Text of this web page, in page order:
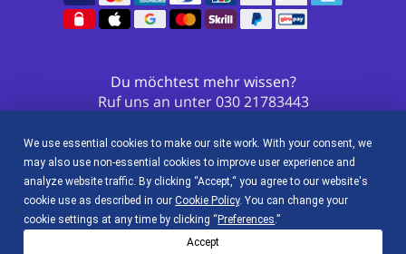
Du möchtest mehr wissen?
Ruf uns an unter030 21783443
So findest du uns in den sozialen Netzwerken
We use essential cookies to make our site work. With your consent, we
may also use non-essential cookies to improve user experience and
analyze website traffic. By clicking “Accept,“ you agree to our website's
cookie use as described in ourCookie Policy. You can change your
cookie settings at any time by clicking “Preferences .”
Accept